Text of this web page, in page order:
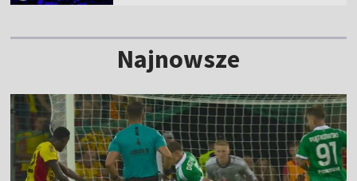
Najnowsze